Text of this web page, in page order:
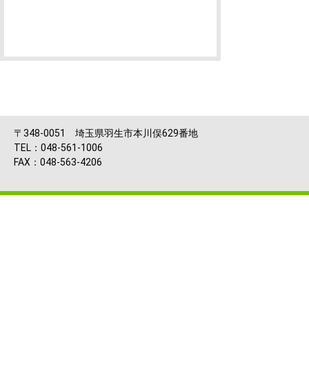
〒348-0051 埼玉県羽生市本川俣629番地
TEL：048-561-1006
FAX：048-563-4206